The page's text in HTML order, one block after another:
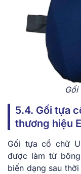
Gối
5.4. Gối tựa
thương hiệu
Gối tựa cổ chữ
được làm từ
biến dạng sau